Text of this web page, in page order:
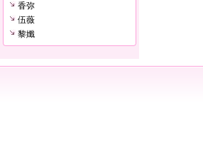
香弥
伍薇
黎孅